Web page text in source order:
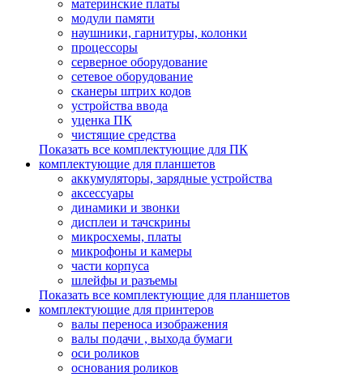
материнские платы
модули памяти
наушники, гарнитуры, колонки
процессоры
серверное оборудование
сетевое оборудование
сканеры штрих кодов
устройства ввода
уценка ПК
чистящие средства
Показать все комплектующие для ПК
комплектующие для планшетов
аккумуляторы, зарядные устройства
аксессуары
динамики и звонки
дисплеи и тачскрины
микросхемы, платы
микрофоны и камеры
части корпуса
шлейфы и разъемы
Показать все комплектующие для планшетов
комплектующие для принтеров
валы переноса изображения
валы подачи , выхода бумаги
оси роликов
основания роликов